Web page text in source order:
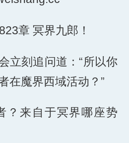
章 冥界九郎！
立刻追问道：“所以你
在魔界西域活动？”
？来自于冥界哪座势